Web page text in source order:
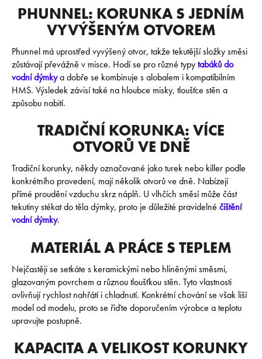
PHUNNEL: KORUNKA S JEDNÍM
VYVÝŠENÝM OTVOREM
Phunnel má uprostřed vyvýšený otvor, takže tekutější složky směsi
zůstávají převážně v misce. Hodí se pro různé typytabáků do
vodní dýmkya dobře se kombinuje s alobalem i kompatibilním
HMS. Výsledek závisí také na hloubce misky, tloušťce stěn a
způsobu nabití.
TRADIČNÍ KORUNKA: VÍCE
OTVORŮ VE DNĚ
Tradiční korunky, někdy označované jako turek nebo killer podle
konkrétního provedení, mají několik otvorů ve dně. Nabízejí
přímé proudění vzduchu skrz náplň. U vlhčích směsí může část
tekutiny stékat do těla dýmky, proto je důležité pravidelné čištění
vodní dýmky.
MATERIÁL A PRÁCE S TEPLEM
Nejčastěji se setkáte s keramickými nebo hliněnými směsmi,
glazovaným povrchem a různou tloušťkou stěn. Tyto vlastnosti
ovlivňují rychlost nahřátí i chladnutí. Konkrétní chování se však liší
model od modelu, proto se řiďte doporučením výrobce a teplotu
upravujte postupně.
KAPACITA A VELIKOST KORUNKY
T
o
p
o
r
u
e
m
e
BLACKBURN
100G
-